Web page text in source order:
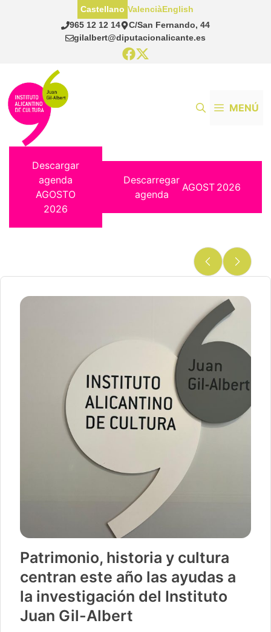
965 12 12 14
C/San Fernando, 44
gilalbert@diputacionalicante.es
Castellano ValenciàEnglish
MENÚ
Descargar
agenda
AGOSTO
2026
Descarregar
agenda
AGOST 2026
Patrimonio, historia y cultura
centran este año las ayudas a
la investigación del Instituto
Juan Gil-Albert